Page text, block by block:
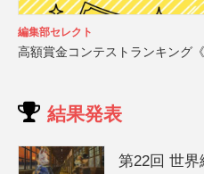
編集部セレクト
高額賞金コンテストランキング《
結果発表
第22回 世界